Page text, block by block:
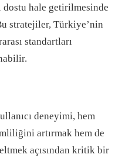
hale getirilmesinde
stratejiler, Türkiye’nin
standartları
deneyimi, hem
artırmak hem de
açısından kritik bir